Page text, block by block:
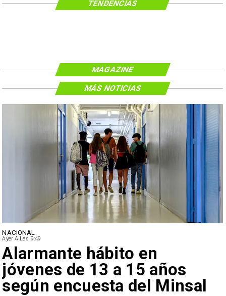
TENDENCIAS
MAGAZINE
NACIONAL
Ayer A Las 9:49
Alarmante hábito en
jóvenes de 13 a 15 años
según encuesta del Minsal
MÁS NOTICIAS